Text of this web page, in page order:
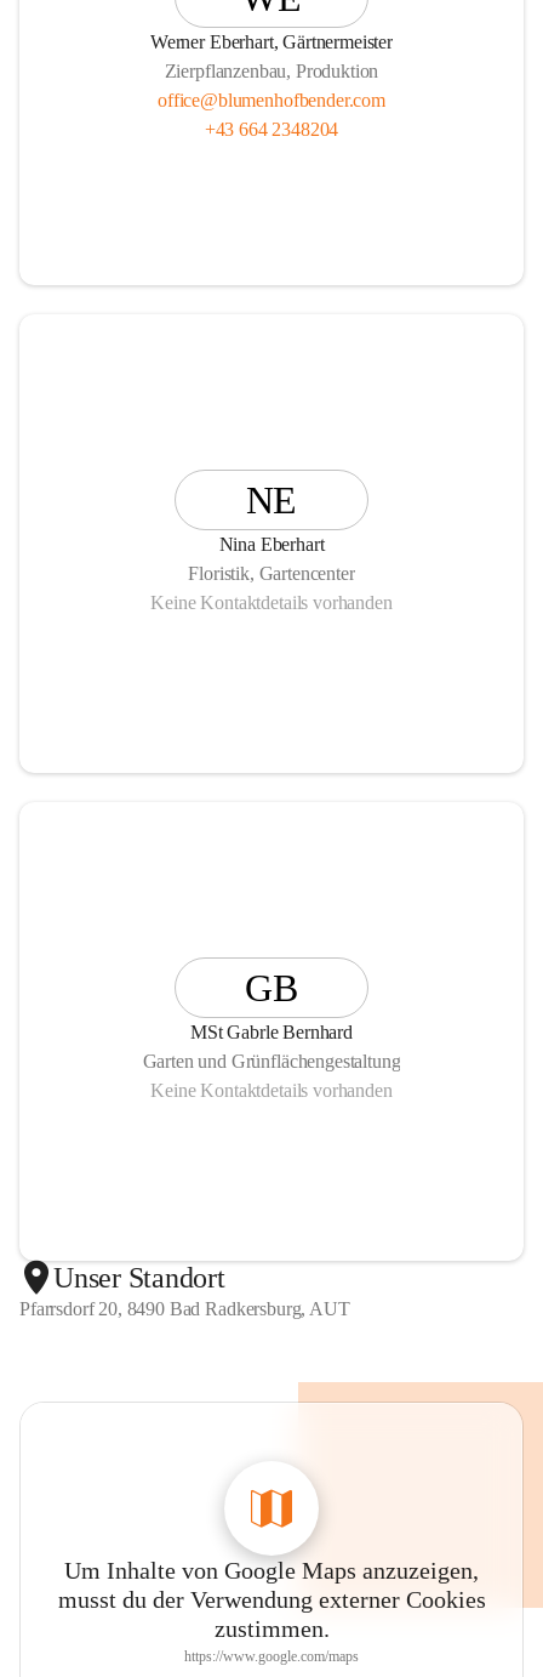
Vasen, Schalen und Pflanzgefäße!
Werner Eberhart, Gärtnermeister
Zierpflanzenbau, Produktion
office@blumenhofbender.com
+43 664 2348204
NE
Nina Eberhart
Floristik, Gartencenter
Keine Kontaktdetails vorhanden
GB
MSt Gabrle Bernhard
Garten und Grünflächengestaltung
Keine Kontaktdetails vorhanden
Unser Standort
Pfarrsdorf 20, 8490 Bad Radkersburg, AUT
Um Inhalte von Google Maps anzuzeigen,
musst du der Verwendung externer Cookies
zustimmen.
https://www.google.com/maps